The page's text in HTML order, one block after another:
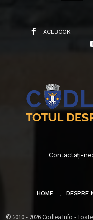
FACEBOOK
Contactați-ne:
HOME DESPRE
© 2010 - 2026 Codlea Info -